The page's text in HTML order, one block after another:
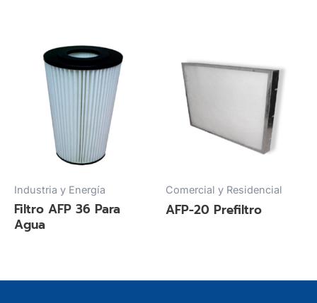
Industria y Energía
Filtro AFP 36 Para
Agua
Comercial y Residencial
AFP-20 Prefiltro